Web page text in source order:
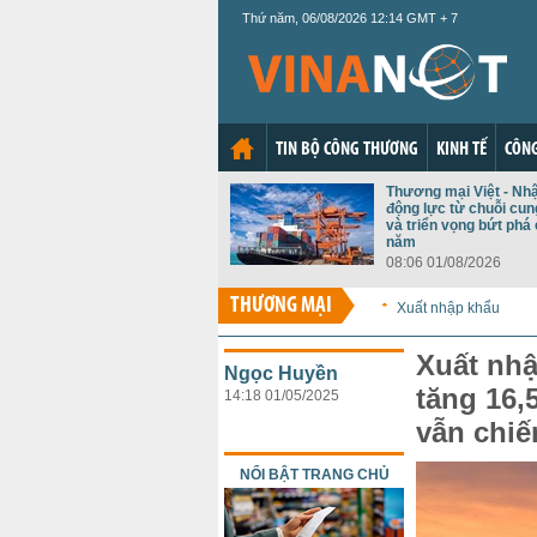
Thứ năm, 06/08/2026 12:14 GMT + 7
TIN BỘ CÔNG THƯƠNG KINH TẾ
Thương mại Việt -
động lực từ chuỗi
và triển vọng bứt phá
năm
08:06 01/08/2026
THƯƠNG MẠI Xuất nhập khẩu
Xuất
tăng
vẫn
Ngọc Huyền
14:18 01/05/2025
NỔI BẬT TRANG CHỦ